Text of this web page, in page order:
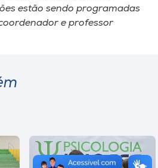
estão sendo programadas
e professor